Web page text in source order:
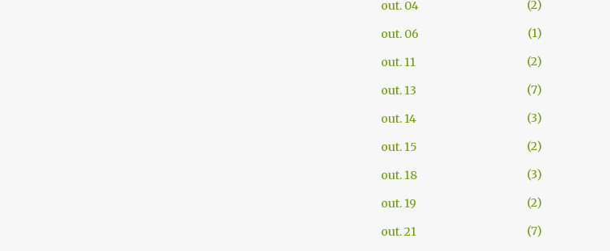
out. 04
2
out. 06
1
out. 11
2
out. 13
7
out. 14
3
out. 15
2
out. 18
3
out. 19
2
out. 21
7